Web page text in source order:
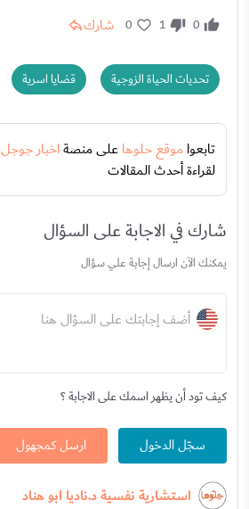
0
1
0 شارك
تحديات الحياة الزوجية قضايا اسرية
تابعواموقع حلوهاعلى منصةاخبار جوجل
لقراءة أحدث المقالات
شارك في الاجابة على السؤال
يمكنك الآن ارسال إجابة علي سؤال
أضف إجابتك على السؤال هنا
كيف تود أن يظهر اسمك على الاجابة ؟
سجّل الدخول ارسل كمجهول
استشارية نفسية د.ناديا ابو هناد